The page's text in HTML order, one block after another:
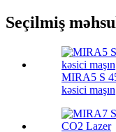
Seçilmiş
MIRA5 S
kəsici maşın